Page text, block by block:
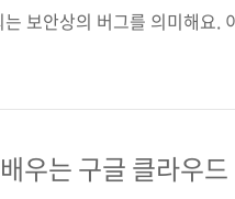
보안상의 버그를 의미해요.
적인 실수로 인해 발생합니다
예요. OWASP Top10은 여러
우는 구글 클라우